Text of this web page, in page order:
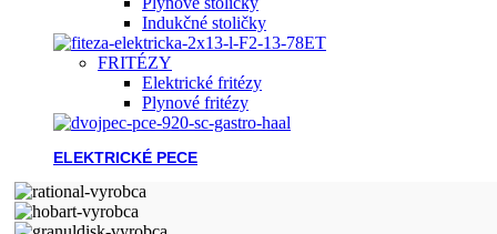
Indukčné stoličky
FRITÉZY
Elektrické fritézy
Plynové fritézy
ELEKTRICKÉ PECE